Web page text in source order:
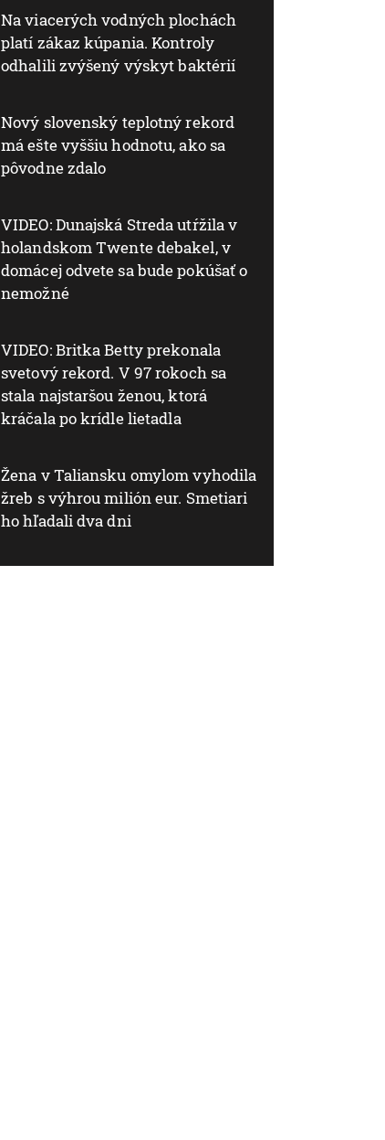
Na viacerých vodných plochách
platí zákaz kúpania. Kontroly
odhalili zvýšený výskyt baktérií
Nový slovenský teplotný rekord
má ešte vyššiu hodnotu, ako sa
pôvodne zdalo
VIDEO: Dunajská Streda utŕžila v
holandskom Twente debakel, v
domácej odvete sa bude pokúšať o
nemožné
VIDEO: Britka Betty prekonala
svetový rekord. V 97 rokoch sa
stala najstaršou ženou, ktorá
kráčala po krídle lietadla
Žena v Taliansku omylom vyhodila
žreb s výhrou milión eur. Smetiari
ho hľadali dva dni